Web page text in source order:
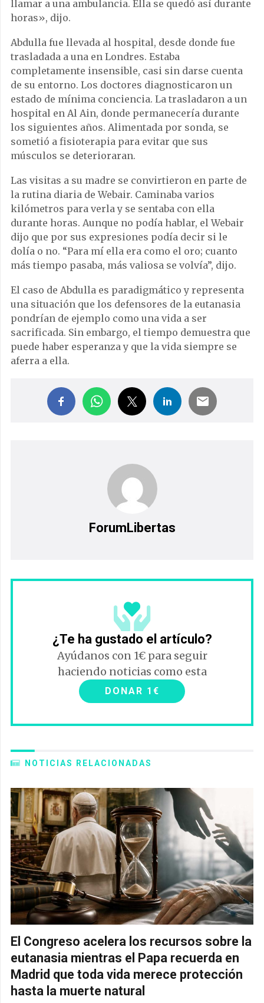
llamar a una ambulancia. Ella se quedó así durante
horas», dijo.
Abdulla fue llevada al hospital, desde donde fue
trasladada a una en Londres. Estaba
completamente insensible, casi sin darse cuenta
de su entorno. Los doctores diagnosticaron un
estado de mínima conciencia. La trasladaron a un
hospital en Al Ain, donde permanecería durante
los siguientes años. Alimentada por sonda, se
sometió a fisioterapia para evitar que sus
músculos se deterioraran.
Las visitas a su madre se convirtieron en parte de
la rutina diaria de Webair. Caminaba varios
kilómetros para verla y se sentaba con ella
durante horas. Aunque no podía hablar, el Webair
dijo que por sus expresiones podía decir si le
dolía o no. “Para mí ella era como el oro; cuanto
más tiempo pasaba, más valiosa se volvía”, dijo.
El caso de Abdulla es paradigmático y representa
una situación que los defensores de la eutanasia
pondrían de ejemplo como una vida a ser
sacrificada. Sin embargo, el tiempo demuestra que
puede haber esperanza y que la vida siempre se
aferra a ella.
ForumLibertas
¿Te ha gustado el artículo?
Ayúdanos con 1€ para seguir
haciendo noticias como esta
DONAR 1€
NOTICIAS RELACIONADAS
El Congreso acelera los recursos sobre la
eutanasia mientras el Papa recuerda en
Madrid que toda vida merece protección
hasta la muerte natural